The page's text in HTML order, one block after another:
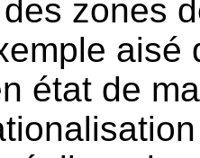
zones
aisé
état de